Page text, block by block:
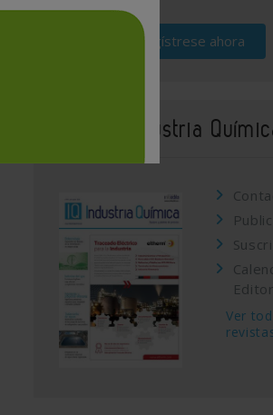
Regístrese ahora
Revista Industria
Ver